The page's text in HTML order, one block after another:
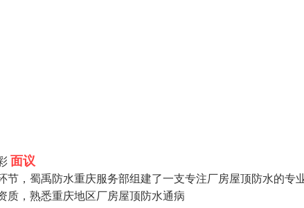
面议
，蜀禹防水重庆服务部组建了一支专注厂房屋顶防水的专
质，熟悉重庆地区厂房屋顶防水通病